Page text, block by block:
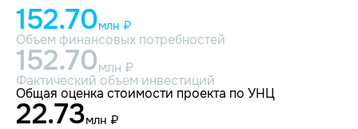
152.70млн ₽
Объем финансовых потребностей
152.70млн ₽
Фактический объем инвестиций
Общая оценка стоимости проекта по УНЦ
22.73млн ₽